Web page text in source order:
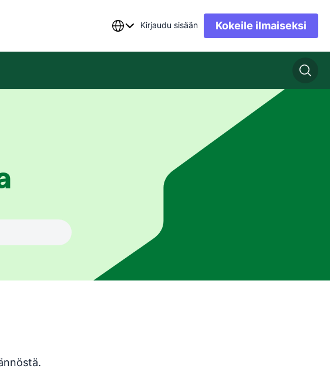
Kirjaudu sisään Kokeile ilmaiseksi
eikä se ole ihmiseditorin oikolukema. Kone on saattanut tuottaa